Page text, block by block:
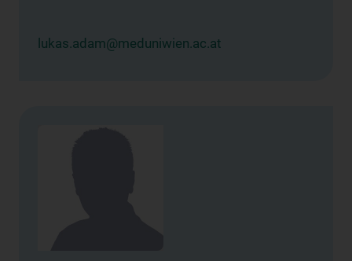
lukas.adam@meduniwien.ac.at